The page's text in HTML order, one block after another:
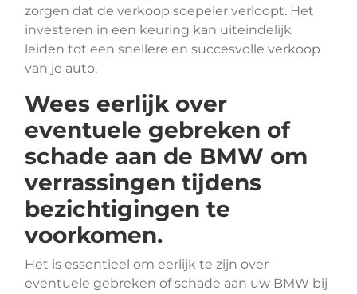
zorgen dat de verkoop soepeler verloopt. Het
investeren in een keuring kan uiteindelijk
leiden tot een snellere en succesvolle verkoop
van je auto.
Wees eerlijk over
eventuele gebreken of
schade aan de BMW om
verrassingen tijdens
bezichtigingen te
voorkomen.
Het is essentieel om eerlijk te zijn over
eventuele gebreken of schade aan uw BMW bij